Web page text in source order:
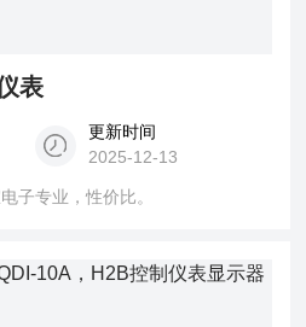
表
更新时间
2025-12-13
子专业，性价比。